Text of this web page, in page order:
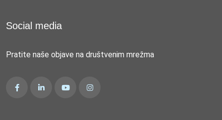
Social media
Pratite naše objave na društvenim mrežma